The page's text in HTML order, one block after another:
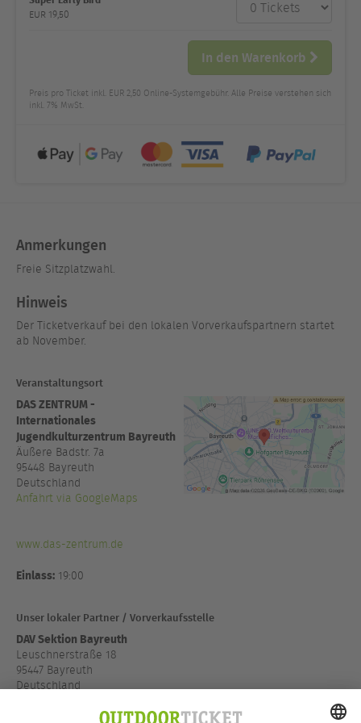
und Preis
EUR 19,50
In den Warenkorb
Preis pro Ticket inkl. EUR 2,50 Online-Systemgebühr. Alle Preise verstehen sich
inkl. 7% MwSt.
Anmerkungen
Freie Sitzplatzwahl.
Hinweis
Der Ticketverkauf bei den lokalen Vorverkaufspartnern startet
ab November.
Veranstaltungsort
DAS ZENTRUM -
Internationales
Jugendkulturzentrum Bayreuth
Äußere Badstr. 7a
95448 Bayreuth
Deutschland
Anfahrt via GoogleMaps
www.das-zentrum.de
Einlass: 19:00
Unser lokaler Partner / Vorverkaufsstelle
DAV Sektion Bayreuth
Leuschnerstraße 18
95447 Bayreuth
Deutschland